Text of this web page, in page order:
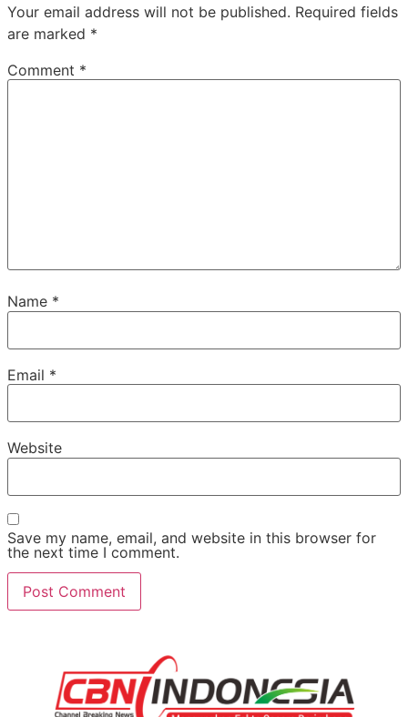
Your email address will not be published. Required fields
are marked *
Comment *
Name *
Email *
Website
Save my name, email, and website in this browser for
the next time I comment.